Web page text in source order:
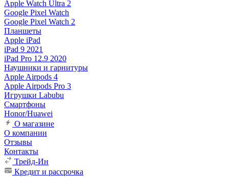
Apple Watch Ultra 2
Google Pixel Watch
Google Pixel Watch 2
Планшеты
Apple iPad
iPad 9 2021
iPad Pro 12.9 2020
Наушники и гарнитуры
Apple Airpods 4
Apple Airpods Pro 3
Игрушки Labubu
Смартфоны
Honor/Huawei
О магазине
О компании
Отзывы
Контакты
Трейд-Ин
Кредит и рассрочка